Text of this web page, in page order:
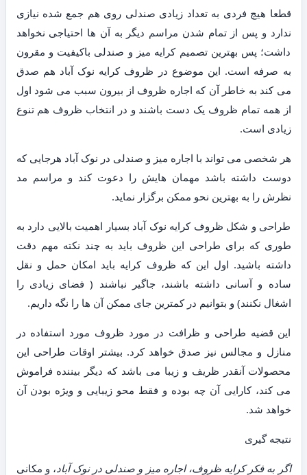
قطعا هیچ فردی به تعداد زیادی صندلی روی هم جمع شده نیازی
ندارد و پس از تمام شدن مراسم دیگر به آن ها احتیاجی نخواهد
داشت؛ پس بهترین تصمیم کرایه میز و صندلی باکیفیت و مقرون
به صرفه است. این موضوع در ظروف کرایه نوک آباد هم صدق
می کند به خاطر آن که اجاره ظروف از بیرون سبب می شود اول
از همه تمام ظروف یک دست باشند و در انتخاب ظروف هم تنوع
زیادی است.
هر شخصی می تواند با اجاره میز و صندلی در نوک آباد هرجایی که
دوست داشته باشد مهمان هایش را دعوت کند و مراسم مد
نظرش را به بهترین نحو ممکن برگزار نماید.
طراحی و شکل ظروف کرایه نوک آباد بسیار اهمیت بالایی دارد به
طوری که برای طراحی این ظروف باید به چند نکته مهم دقت
داشته باشید. اول این که ظروف کرایه باید امکان حمل و نقل
ساده و آسانی داشته باشند، جاگیر نباشند ( فضای زیادی را
اشغال نکنند) و بتوانیم در کمترین جای ممکن آن ها را نگه داریم.
این قضیه طراحی و ظرافت در مورد ظروف مورد استفاده در
منازل و مجالس نیز صدق خواهد کرد. بیشتر اوقات طراحی این
محصولات آنقدر ظریف و زیبا می باشد که دیگر بیننده فراموش
می کند، کارایی آن چه بوده و فقط محو زیبایی و ویژه بودن آن
خواهد شد.
نتیجه گیری
اگر به فکر کرایه ظروف، اجاره میز و صندلی در نوک آباد، و مکانی